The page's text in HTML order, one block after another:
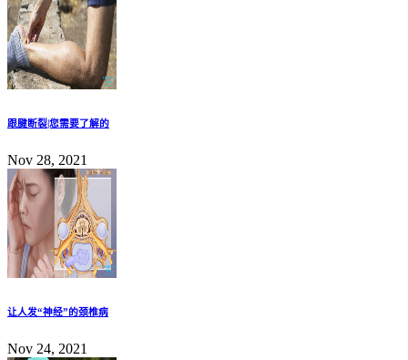
跟腱断裂|您需要了解的
Nov 28, 2021
让人发“神经”的颈椎病
Nov 24, 2021